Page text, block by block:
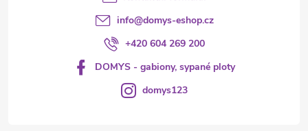
info@domys-eshop.cz
+420 604 269 200
DOMYS - gabiony, sypané ploty
domys123